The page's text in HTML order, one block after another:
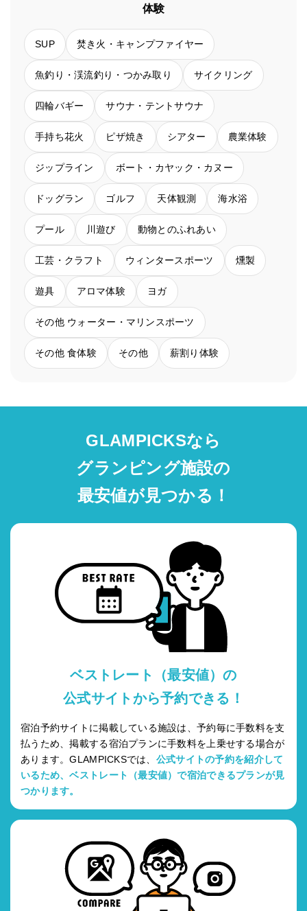
体験
SUP 焚き火・キャンプファイヤー
魚釣り・渓流釣り・つかみ取り サイクリング
四輪バギー サウナ・テントサウナ
手持ち花火 ピザ焼き シアター 農業体験
ジップライン ボート・カヤック・カヌー
ドッグラン ゴルフ 天体観測 海水浴
プール 川遊び 動物とのふれあい
工芸・クラフト ウィンタースポーツ 燻製
遊具 アロマ体験 ヨガ
その他 ウォーター・マリンスポーツ
その他 食体験 その他 薪割り体験
GLAMPICKSなら
グランピング施設の
最安値が見つかる！
ベストレート（最安値）の
公式サイトから予約できる！
宿泊予約サイトに掲載している施設は、予約毎に手数料を支
払うため、掲載する宿泊プランに手数料を上乗せする場合が
あります。GLAMPICKSでは、 公式サイトの予約を紹介して
いるため、ベストレート（最安値）で宿泊できるプランが見
つかります。